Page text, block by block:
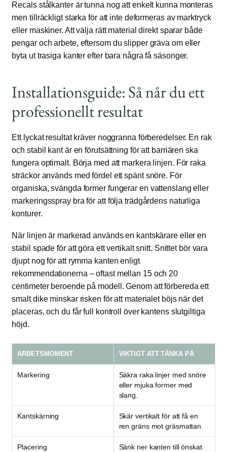
Recals stålkanter är tunna nog att enkelt kunna monteras
men tillräckligt starka för att inte deformeras av marktryck
eller maskiner. Att välja rätt material direkt sparar både
pengar och arbete, eftersom du slipper gräva om eller
byta ut trasiga kanter efter bara några få säsonger.
Installationsguide: Så når du ett
professionellt resultat
Ett lyckat resultat kräver noggranna förberedelser. En rak
och stabil kant är en förutsättning för att barriären ska
fungera optimalt. Börja med att markera linjen. För raka
sträckor används med fördel ett spänt snöre. För
organiska, svängda former fungerar en vattenslang eller
markeringsspray bra för att följa trädgårdens naturliga
konturer.
När linjen är markerad används en kantskärare eller en
stabil spade för att göra ett vertikalt snitt. Snittet bör vara
djupt nog för att rymma kanten enligt
rekommendationerna – oftast mellan 15 och 20
centimeter beroende på modell. Genom att förbereda ett
smalt dike minskar risken för att materialet böjs när det
placeras, och du får full kontroll över kantens slutgiltiga
höjd.
ARBETSMOMENT VIKTIGT ATT TÄNKA PÅ
Markering
Säkra raka linjer med snöre
eller mjuka former med
slang.
Kantskärning
Skär vertikalt för att få en
ren gräns mot gräsmattan.
Placering
Sänk ner kanten till önskat